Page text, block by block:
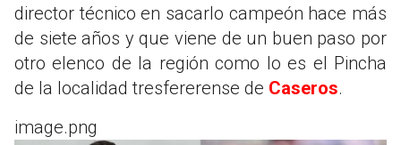
director técnico en sacarlo campeón hace más
de siete años y que viene de un buen paso por
otro elenco de la región como lo es el Pincha
de la localidad tresfererense de Caseros.
image.png